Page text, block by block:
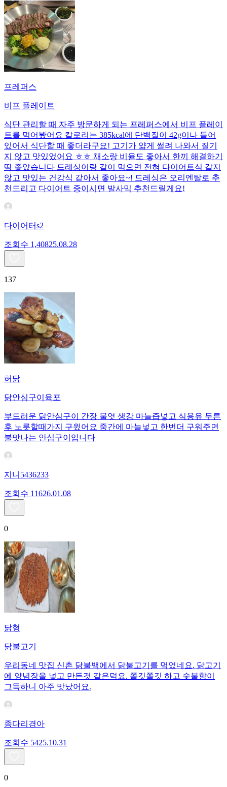
프레퍼스
비프 플레이트
식단 관리할 때 자주 방문하게 되는 프레퍼스에서 비프 플레이
트를 먹어봤어요 칼로리는 385kcal에 단백질이 42g이나 들어
있어서 식단할 때 좋더라구요! 고기가 얇게 썰려 나와서 질기
지 않고 맛있었어요 ㅎㅎ 채소랑 비율도 좋아서 한끼 해결하기
딱 좋았습니다 드레싱이랑 같이 먹으면 전혀 다이어트식 같지
않고 맛있는 건강식 같아서 좋아요~! 드레싱은 오리엔탈로 추
천드리고 다이어트 중이시면 발사믹 추천드릴게요!
다이어터s2
조회수 1,40825.08.28
137
허닭
닭안심구이육포
부드러운 닭안심구이 간장 물엿 생강 마늘즙넣고 식용유 두른
후 노릇할때가지 구윘어요 중간에 마늘넣고 한번더 구워주면
불맛나는 안심구이입니다
지니5436233
조회수 11626.01.08
0
닭형
닭불고기
우리동네 맛집 신촌 닭불백에서 닭불고기를 먹었네요. 닭고기
에 양념장을 넣고 만든것 같은덕요. 쫄깃쫄깃 하고 숯불향이
그득하니 아주 맛났어요.
종다리경아
조회수 5425.10.31
0